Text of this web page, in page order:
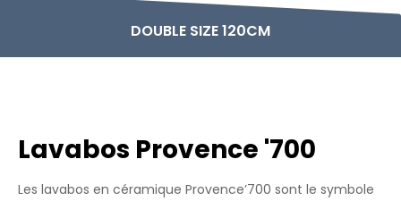
DOUBLE SIZE 120CM
Lavabos Provence '700
Les lavabos en céramique Provence’700 sont le symbole